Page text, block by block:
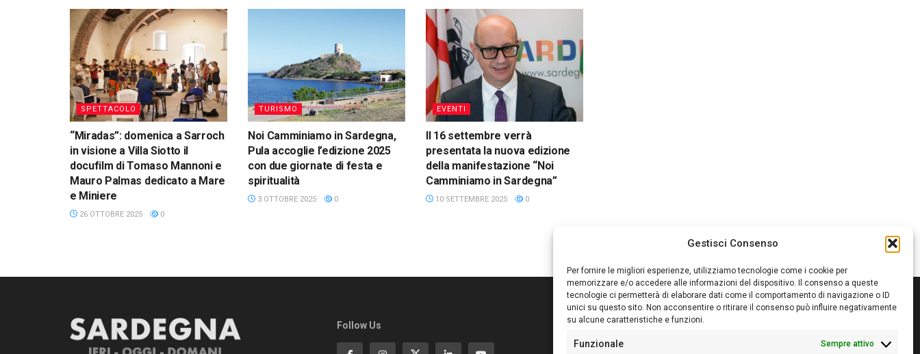
Gestisci Consenso
Per fornire le migliori esperienze, utilizziamo tecnologie come i cookie per
memorizzare e/o accedere alle informazioni del dispositivo. Il consenso a queste
tecnologie ci permetterà di elaborare dati come il comportamento di navigazione o ID
unici su questo sito. Non acconsentire o ritirare il consenso può influire negativamente
su alcune caratteristiche e funzioni.
Funzionale Sempre attivo
SPETTACOLO
“Miradas”: domenica a Sarroch
in visione a Villa Siotto il
docufilm di Tomaso Mannoni e
Mauro Palmas dedicato a Mare
e Miniere
26 OTTOBRE 2025 0
TURISMO
Noi Camminiamo in Sardegna,
Pula accoglie l’edizione 2025
con due giornate di festa e
spiritualità
3 OTTOBRE 2025 0
EVENTI
Il 16 settembre verrà
presentata la nuova edizione
della manifestazione “Noi
Camminiamo in Sardegna”
10 SETTEMBRE 2025 0
Follow Us Editore:Giampaolo Cirronis Ditta individuale
Sede: